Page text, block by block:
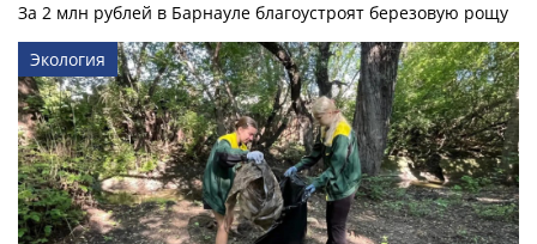
За 2 млн рублей в Барнауле благоустроят березовую рощу
Экология